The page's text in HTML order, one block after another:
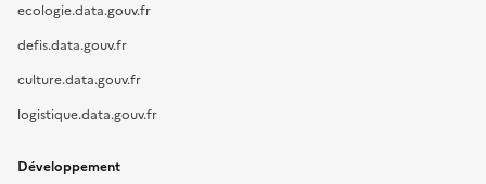
ecologie.data.gouv.fr
defis.data.gouv.fr
culture.data.gouv.fr
logistique.data.gouv.fr
Développement